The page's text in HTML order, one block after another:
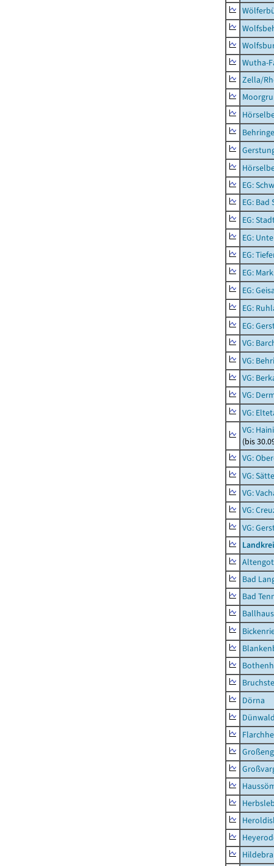
Wutha-
Zella/
EG:
EG:
EG:
EG:
EG:
EG:
EG:
EG:
EG:
VG:
VG:
VG:
VG:
VG:
VG:
(bis
VG:
VG:
VG:
VG:
VG:
Bad
Bad
Dörna